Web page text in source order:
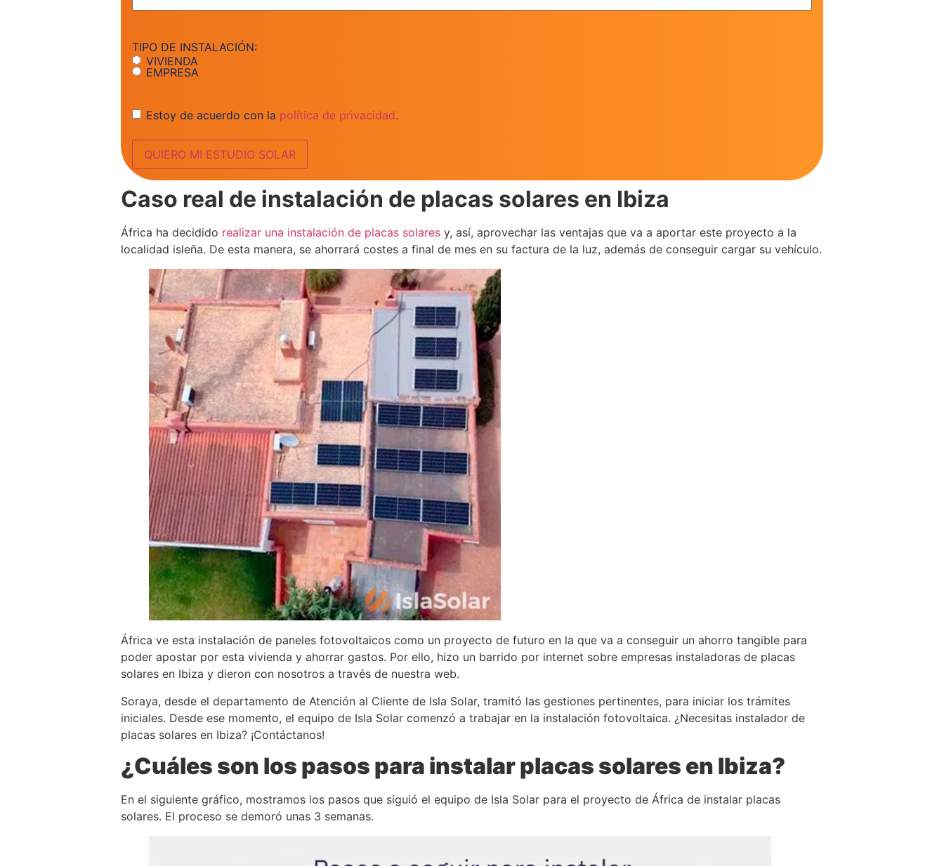
TIPO DE INSTALACIÓN:
VIVIENDA
EMPRESA
Consentimiento
Estoy de acuerdo con la política de privacidad.
Caso real de instalación de placas solares en Ibiza
África ha decidido realizar una instalación de placas solares y, así, aprovechar las ventajas que va a aportar este proyecto a la
localidad isleña. De esta manera, se ahorrará costes a final de mes en su factura de la luz, además de conseguir cargar su vehículo.
África ve esta instalación de paneles fotovoltaicos como un proyecto de futuro en la que va a conseguir un ahorro tangible para
poder apostar por esta vivienda y ahorrar gastos. Por ello, hizo un barrido por internet sobre empresas instaladoras de placas
solares en Ibiza y dieron con nosotros a través de nuestra web.
Soraya, desde el departamento de Atención al Cliente de Isla Solar, tramitó las gestiones pertinentes, para iniciar los trámites
iniciales. Desde ese momento, el equipo de Isla Solar comenzó a trabajar en la instalación fotovoltaica. ¿Necesitas instalador de
placas solares en Ibiza? ¡Contáctanos!
¿Cuáles son los pasos para instalar placas solares en Ibiza?
En el siguiente gráfico, mostramos los pasos que siguió el equipo de Isla Solar para el proyecto de África de instalar placas
solares. El proceso se demoró unas 3 semanas.